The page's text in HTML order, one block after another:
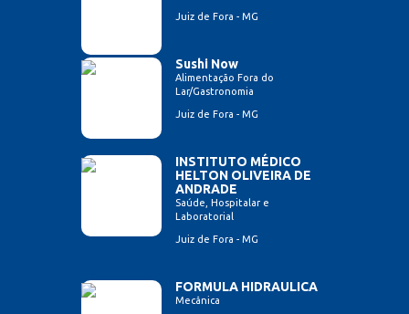
Juiz de Fora - MG
Sushi Now
Alimentação Fora do
Lar/Gastronomia
Juiz de Fora - MG
INSTITUTO MÉDICO
HELTON OLIVEIRA DE
ANDRADE
Saúde, Hospitalar e
Laboratorial
Juiz de Fora - MG
FORMULA HIDRAULICA
Mecânica